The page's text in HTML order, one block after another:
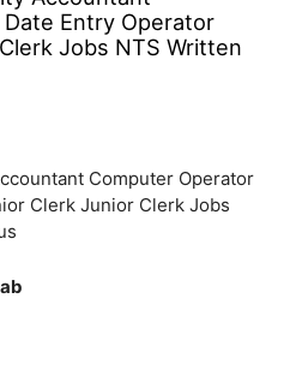
Entry Operator
Jobs NTS Written
Computer Operator
Clerk Junior Clerk Jobs